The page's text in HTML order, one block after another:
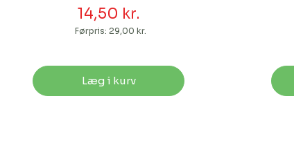
14,50 kr.
Førpris: 29,00 kr.
Læg i kurv